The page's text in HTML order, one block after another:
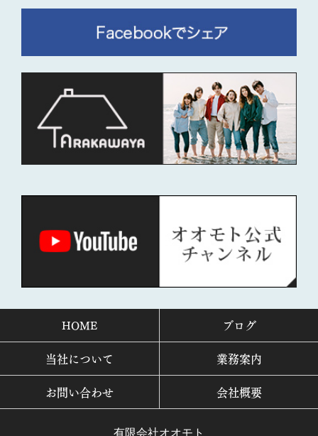
HOME
ブログ
当社について
業務案内
お問い合わせ
会社概要
有限会社オオモト